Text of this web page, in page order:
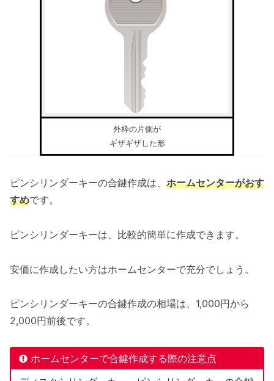
外枠の片側が
ギザギザした形
ピンシリンダーキーの合鍵作成は、 ホームセンターがおす
すめです。
ピンシリンダーキーは、比較的簡単に作成できます。
安価に作成したい方はホームセンターで充分でしょう。
ピンシリンダーキーの合鍵作成の相場は、1,000円から
2,000円前後です。
ホームセンターで合鍵作成する際の注意点